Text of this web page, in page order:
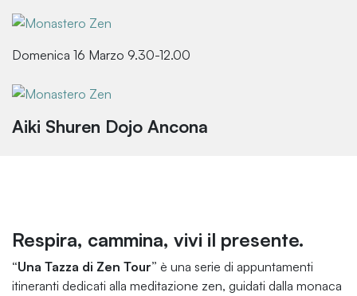
Domenica 16 Marzo 9.30-12.00
Aiki Shuren Dojo Ancona
Respira, cammina, vivi il presente.
“Una Tazza di Zen Tour” è una serie di appuntamenti
itineranti dedicati alla meditazione zen, guidati dalla monaca